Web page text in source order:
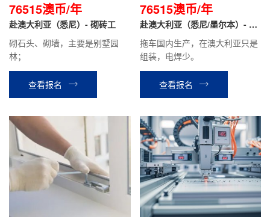
76515澳币/年
赴澳大利亚（悉尼）- 砌砖工
砌石头、砌墙，主要是别墅园
林；
查看报名
76515澳币/年
赴澳大利亚（悉尼/墨尔本）- 拖
车安装工
拖车国内生产，在澳大利亚只是
组装，电焊少。
查看报名